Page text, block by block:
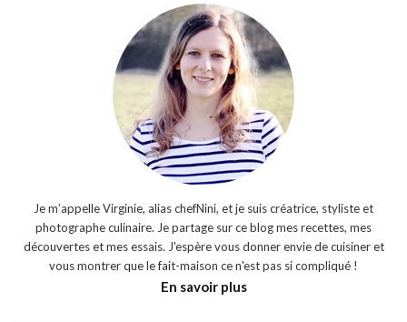
Je m’appelle Virginie, alias chefNini, et je suis créatrice, styliste et
photographe culinaire. Je partage sur ce blog mes recettes, mes
découvertes et mes essais. J'espère vous donner envie de cuisiner et
vous montrer que le fait-maison ce n'est pas si compliqué !
En savoir plus